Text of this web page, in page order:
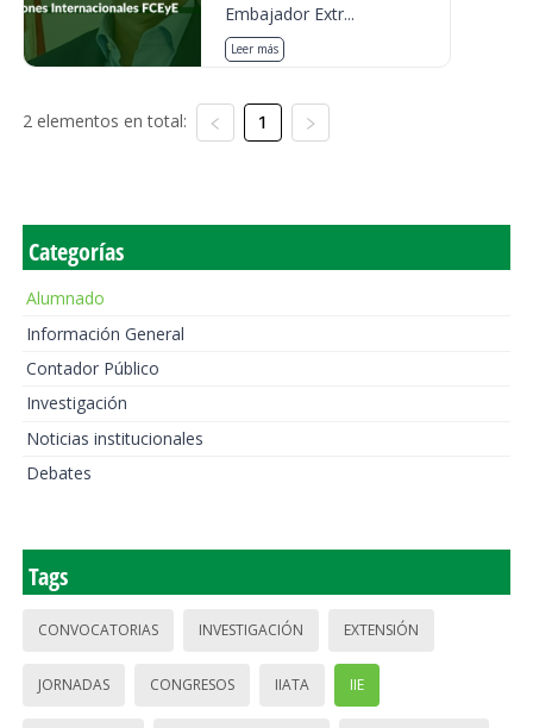
Embajador Extr...
Leer más
2 elementos en total: 1
Categorías
Alumnado
Información General
Contador Público
Investigación
Noticias institucionales
Debates
Tags
CONVOCATORIAS INVESTIGACIÓN EXTENSIÓN
JORNADAS CONGRESOS IIATA IIE